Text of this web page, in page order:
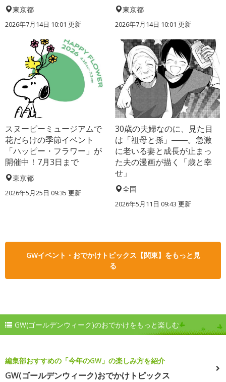
東京都
2026年7月14日 10:01 更新
東京都
2026年7月14日 10:01 更新
スヌーピーミュージアムで
花だらけの季節イベント
「ハッピー・フラワー」が
開催中！7月3日まで
東京都
2026年5月25日 09:35 更新
30歳の夫婦なのに、見た目
は「祖母と孫」――。急激
に老いる妻と成長が止まっ
た夫の漫画が描く「歳と幸
せ」
全国
2026年5月11日 09:43 更新
GWイベント・おでかけトピックス【関東】をもっと見
る
GW(ゴールデンウィーク)のおでかけをもっと楽しむ
編集部おすすめの「今年のGW」の楽しみ方を紹介
GW(ゴールデンウィーク)おでかけトピックス